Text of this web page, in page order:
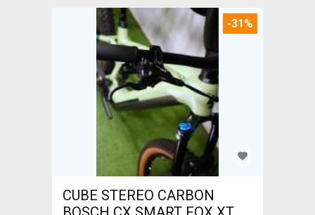
-31%
CUBE STEREO CARBON